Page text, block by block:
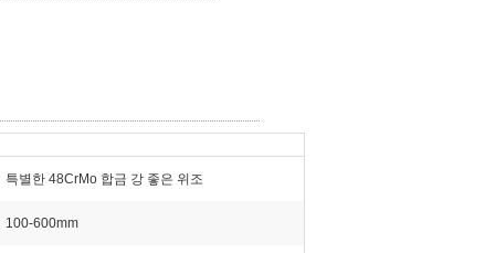
특별한 48CrMo 합금 강 좋은 위조
100-600mm